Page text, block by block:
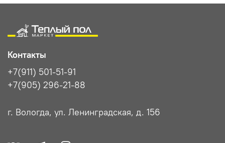
Контакты
+7(911) 501-51-91
+7(905) 296-21-88
г. Вологда, ул. Ленинградская, д. 156